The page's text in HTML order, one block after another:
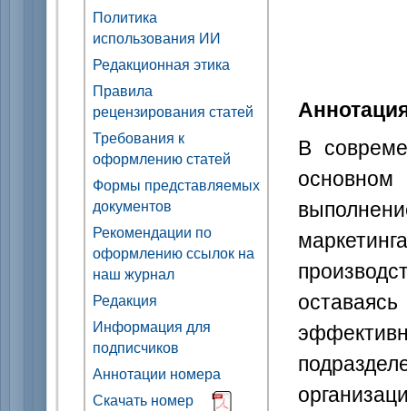
Политика
использования ИИ
Редакционная этика
Правила
рецензирования статей
Требования к
оформлению статей
Формы представляемых
документов
Рекомендации по
оформлению ссылок на
наш журнал
Редакция
Информация для
подписчиков
Аннотации номера
Скачать номер
В